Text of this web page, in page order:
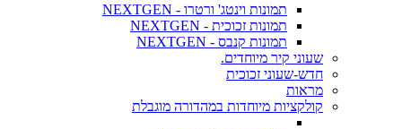
תמונות וינטג' ורטרו - NEXTGEN
תמונות זכוכית - NEXTGEN
תמונות קנבס - NEXTGEN
שעוני קיר מיוחדים.
חדש-שעוני זכוכית
מראות
קולקציות מיוחדות במהדורה מוגבלת